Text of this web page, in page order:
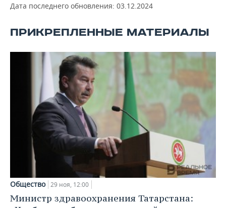
Дата последнего обновления: 03.12.2024
ПРИКРЕПЛЕННЫЕ МАТЕРИАЛЫ
Общество 29 ноя, 12:00
Министр здравоохранения Татарстана: